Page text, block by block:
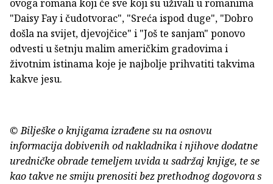
ovoga romana koji će sve koji su uživali u romanima
"Daisy Fay i čudotvorac", "Sreća ispod duge", "Dobro
došla na svijet, djevojčice" i "Još te sanjam" ponovo
odvesti u šetnju malim američkim gradovima i
životnim istinama koje je najbolje prihvatiti takvima
kakve jesu.
© Bilješke o knjigama izrađene su na osnovu
informacija dobivenih od nakladnika i njihove dodatne
uredničke obrade temeljem uvida u sadržaj knjige, te se
kao takve ne smiju prenositi bez prethodnog dogovora s